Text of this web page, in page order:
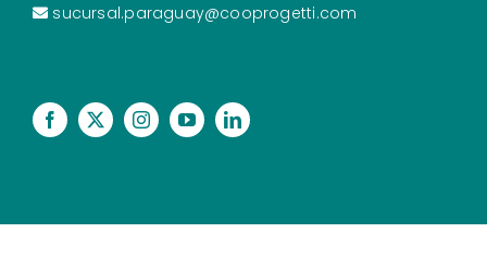
sucursal.paraguay@cooprogetti.com